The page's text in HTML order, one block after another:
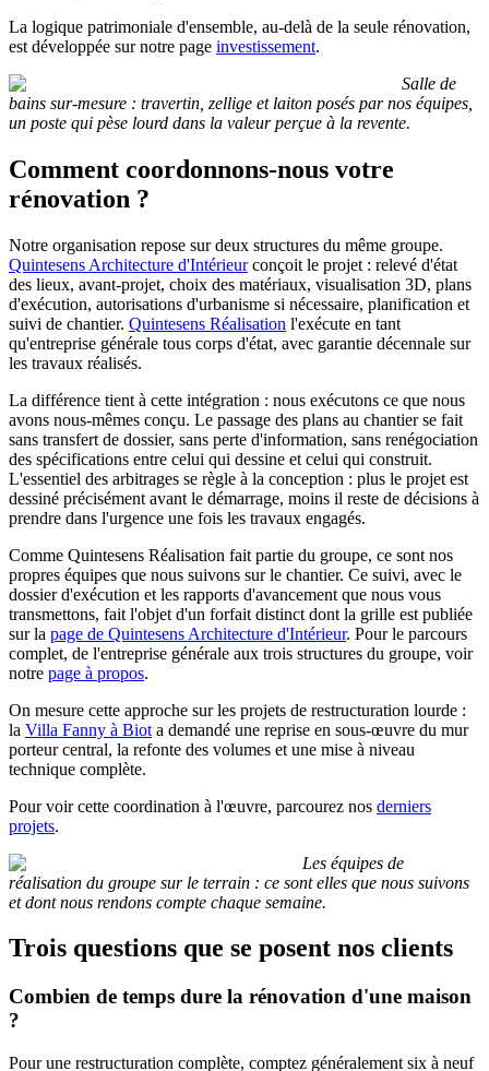
La logique patrimoniale d'ensemble, au-delà de la seule rénovation,
est développée sur notre page investissement.
Salle de
bains sur-mesure : travertin, zellige et laiton posés par nos équipes,
un poste qui pèse lourd dans la valeur perçue à la revente.
Comment coordonnons-nous votre
rénovation ?
Notre organisation repose sur deux structures du même groupe.
Quintesens Architecture d'Intérieurconçoit le projet : relevé d'état
des lieux, avant-projet, choix des matériaux, visualisation 3D, plans
d'exécution, autorisations d'urbanisme si nécessaire, planification et
suivi de chantier. Quintesens Réalisation l'exécute en tant
qu'entreprise générale tous corps d'état, avec garantie décennale sur
les travaux réalisés.
La différence tient à cette intégration : nous exécutons ce que nous
avons nous-mêmes conçu. Le passage des plans au chantier se fait
sans transfert de dossier, sans perte d'information, sans renégociation
des spécifications entre celui qui dessine et celui qui construit.
L'essentiel des arbitrages se règle à la conception : plus le projet est
dessiné précisément avant le démarrage, moins il reste de décisions à
prendre dans l'urgence une fois les travaux engagés.
Comme Quintesens Réalisation fait partie du groupe, ce sont nos
propres équipes que nous suivons sur le chantier. Ce suivi, avec le
dossier d'exécution et les rapports d'avancement que nous vous
transmettons, fait l'objet d'un forfait distinct dont la grille est publiée
sur la page de Quintesens Architecture d'Intérieur. Pour le parcours
complet, de l'entreprise générale aux trois structures du groupe, voir
notre page à propos.
On mesure cette approche sur les projets de restructuration lourde :
la Villa Fanny à Biot a demandé une reprise en sous-œuvre du mur
porteur central, la refonte des volumes et une mise à niveau
technique complète.
Pour voir cette coordination à l'œuvre, parcourez nos derniers
projets.
Les équipes de
réalisation du groupe sur le terrain : ce sont elles que nous suivons
et dont nous rendons compte chaque semaine.
Trois questions que se posent nos clients
Combien de temps dure la rénovation d'une maison
?
Pour une restructuration complète, comptez généralement six à neuf